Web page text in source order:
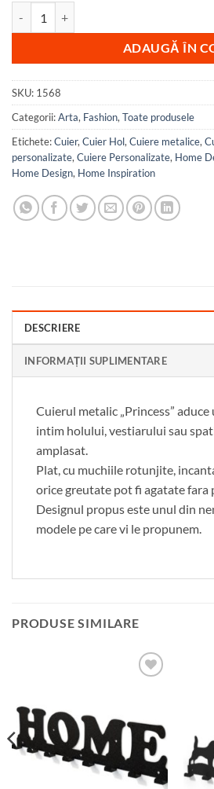
ADAUGĂ ÎN
SKU: 1568
Categorii:Arta, Fashion, Toate produsele
Etichete:Cuier, Cuier Hol, Cuiere metalice,
personalizate, Cuiere Personalizate, Home
Home Design, Home Inspiration
DESCRIERE
INFORMAȚII SUPLIMENTARE
Cuierul metalic „Princess” aduce
intim holului, vestiarului sau
amplasat.
Plat, cu muchiile rotunjite,
orice greutate pot fi agatate fara
Designul propus este unul din
modele pe care vi le propunem.
PRODUSE SIMILARE